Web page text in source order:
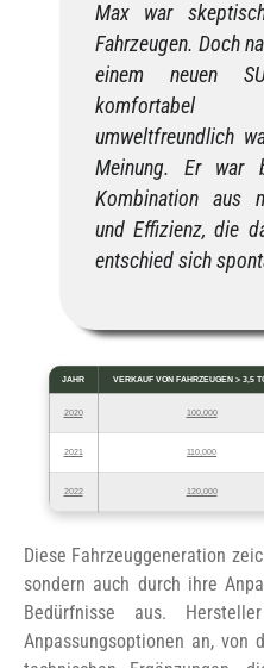
Max war
Fahrzeugen. Doch
einem neuen
komfortabel
umweltfreundlich
Meinung. Er war
Kombination aus
und Effizienz, die
entschied sich
JAHR VERKAUF VON FAHRZEUGEN > 3,5
2020 100,000
2021 110,000
2022 120,000
Diese Fahrzeuggeneration
sondern auch durch ihre
Bedürfnisse aus.
Anpassungsoptionen an, von